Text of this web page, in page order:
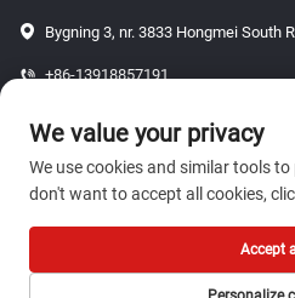
Bygning 3, nr. 3833 Hongmei South
+86-13918857191
[email protected]
Opphavsrett © 2026 ShangHai J P
forbeholdt.-
We value your privacy
We use cookies and similar tools
don't want to accept all cookies,
Accept